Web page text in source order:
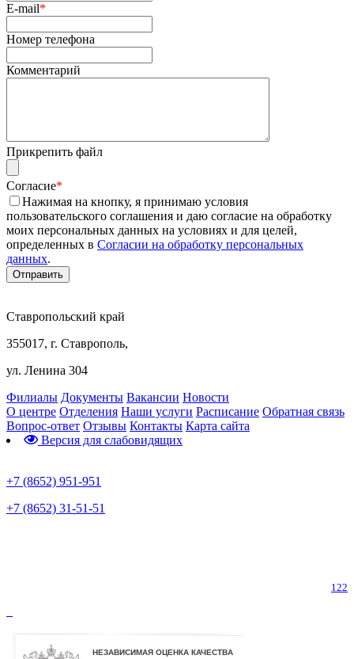
E-mail*
Номер телефона
Комментарий
Прикрепить файл
Согласие*
Нажимая на кнопку, я принимаю условия
пользовательского соглашения и даю согласие на обработку
моих персональных данных на условиях и для целей,
определенных в Согласии на обработку персональных
данных.
Ставропольский край
355017, г. Ставрополь,
ул. Ленина 304
Филиалы Документы Вакансии Новости
О центре Отделения Наши услуги Расписание Обратная связь
Вопрос-ответ Отзывы Контакты Карта сайта
Версия для слабовидящих
+7 (8652) 951-951
+7 (8652) 31-51-51
122